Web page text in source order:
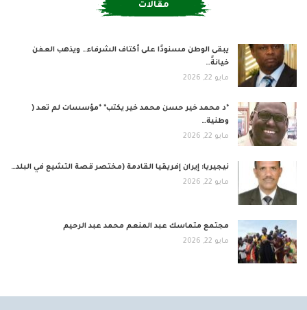
مقالات
يبقى الوطن مسنودًا على أكتاف الشرفاء… ويذهب العفن
خيانةً…
مايو 22, 2026
*د محمد خير حسن محمد خير يكتب* *مؤسسات لم تعد (
وطنية…
مايو 22, 2026
نيجيريا: إيران إفريقيا القادمة (مختصر قصة التشيع في البلد…
مايو 22, 2026
مجتمع متماسك عبد المنعم محمد عبد الرحيم
مايو 22, 2026